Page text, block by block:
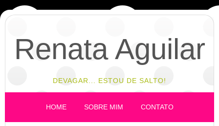
Renata Aguilar
DEVAGAR... ESTOU DE SALTO!
HOME SOBRE MIM CONTATO